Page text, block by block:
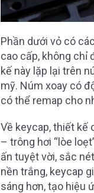
Phần dưới vỏ có
cao cấp, không chỉ
kế này lặp lại trên
mỹ. Núm xoay có
có thể remap cho
Về keycap, thiết kế
– trông hơi “lòe
ấn tuyệt vời, sắc
nền trắng, keycap
sáng hơn, tạo hiệu